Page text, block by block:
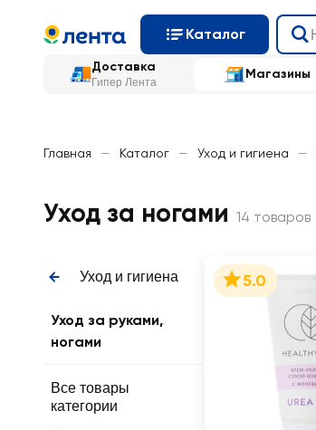
Каталог
Доставка
Гипер Лента
Магазины
Главная — Каталог — Уход и гигиена —
Уход за ногами 14 товаров
Уход и гигиена
Уход за руками,
ногами
Все товары
категории
5.0